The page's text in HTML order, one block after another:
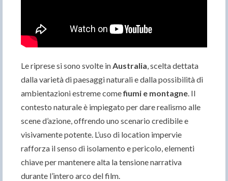
Le riprese si sono svolte inAustralia, scelta dettata
dalla varietà di paesaggi naturali e dalla possibilità di
ambientazioni estreme comefiumi e montagne. Il
contesto naturale è impiegato per dare realismo alle
scene d’azione, offrendo uno scenario credibile e
visivamente potente. L’uso di location impervie
rafforza il senso di isolamento e pericolo, elementi
chiave per mantenere alta la tensione narrativa
durante l’intero arco del film.